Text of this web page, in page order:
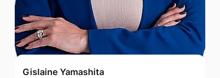
Gislaine Yamashita